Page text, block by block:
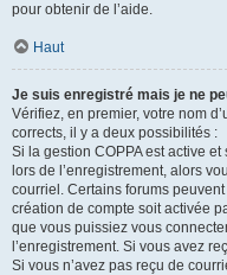
pour obtenir de l’aide.
Haut
Je suis enregistré mais je ne
Vérifiez, en premier, votre nom
corrects, il y a deux possibilités :
Si la gestion COPPA est active
lors de l’enregistrement, alors
courriel. Certains forums
création de compte soit activée
que vous puissiez vous
l’enregistrement. Si vous avez
Si vous n’avez pas reçu de